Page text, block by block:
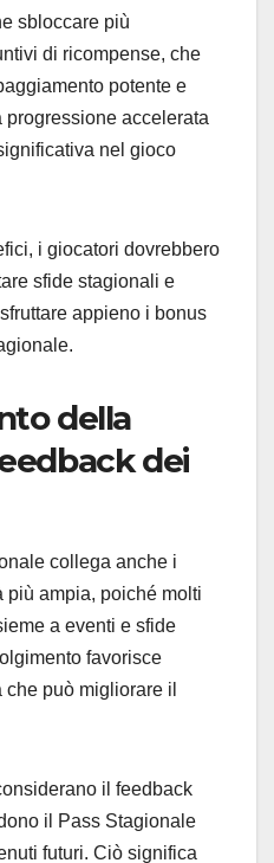
sbloccare più
di ricompense, che
potente e
accelerata
nel gioco
i giocatori dovrebbero
sfide stagionali e
appieno i bonus
della
dei
collega anche i
più ampia, poiché molti
a eventi e sfide
favorisce
può migliorare il
il feedback
il Pass Stagionale
futuri. Ciò significa